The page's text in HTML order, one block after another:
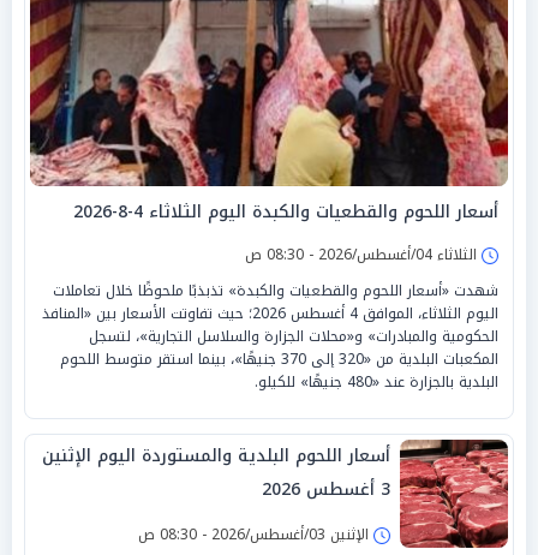
أسعار اللحوم والقطعيات والكبدة اليوم الثلاثاء 4-8-2026
الثلاثاء 04/أغسطس/2026 - 08:30 ص
شهدت «أسعار اللحوم والقطعيات والكبدة» تذبذبًا ملحوظًا خلال تعاملات
اليوم الثلاثاء، الموافق 4 أغسطس 2026؛ حيث تفاوتت الأسعار بين «المنافذ
الحكومية والمبادرات» و«محلات الجزارة والسلاسل التجارية»، لتسجل
المكعبات البلدية من «320 إلى 370 جنيهًا»، بينما استقر متوسط اللحوم
البلدية بالجزارة عند «480 جنيهًا» للكيلو.
أسعار اللحوم البلدية والمستوردة اليوم الإثنين
3 أغسطس 2026
الإثنين 03/أغسطس/2026 - 08:30 ص